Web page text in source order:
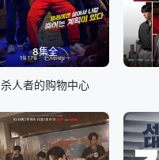
8集全
杀人者的购物中心